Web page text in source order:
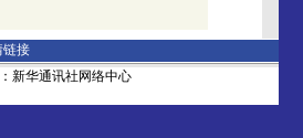
链接
新华通讯社网络中心